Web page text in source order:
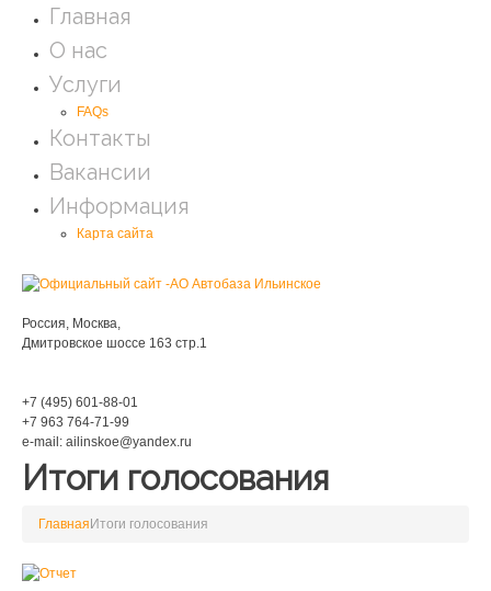
Главная
О нас
Услуги
FAQs
Контакты
Вакансии
Информация
Карта сайта
Россия, Москва,
Дмитровское шоссе 163 стр.1
+7 (495) 601-88-01
+7 963 764-71-99
e-mail: ailinskoe@yandex.ru
Итоги голосования
Главная Итоги голосования